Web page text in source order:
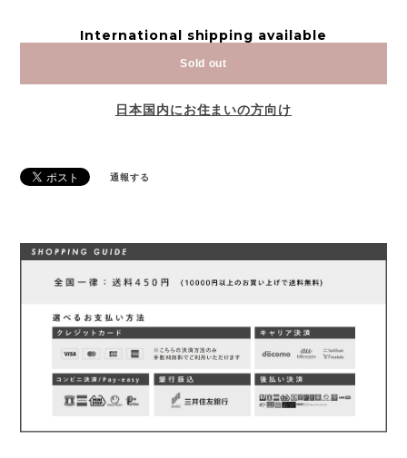
International shipping available
Sold out
日本国内にお住まいの方向け
通報する